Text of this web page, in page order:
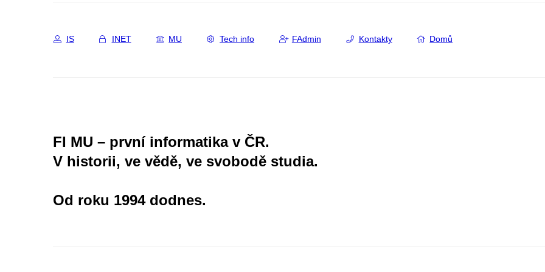
IS INET MU Tech info FAdmin Kontakty Domů
FI MU – první informatika v ČR.
V historii, ve vědě, ve svobodě studia.
Od roku 1994 dodnes.